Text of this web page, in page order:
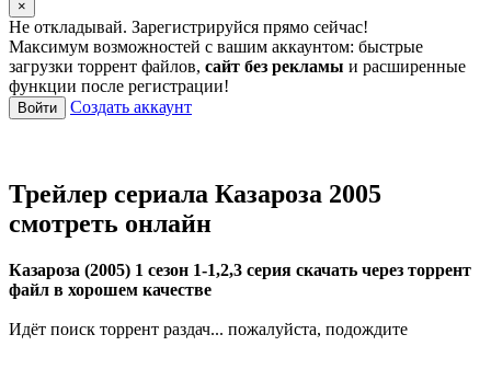
×
Не откладывай. Зарегистрируйся прямо сейчас!
Максимум возможностей с вашим аккаунтом: быстрые
загрузки торрент файлов, сайт без рекламы и расширенные
функции после регистрации!
Войти Создать аккаунт
Трейлер сериала Казароза 2005
смотреть онлайн
Казароза (2005) 1 сезон 1-1,2,3 серия скачать через торрент
файл в хорошем качестве
Идёт поиск торрент раздач... пожалуйста, подождите